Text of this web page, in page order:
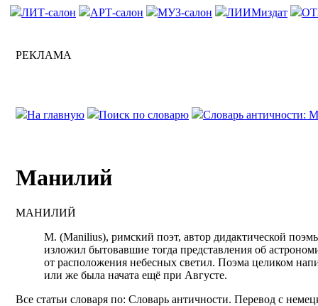
ЛИТ-салон АРТ-салон МУЗ-салон ЛИИМиздат
РЕКЛАМА
На главную Поиск по словарю Словарь античности:
Манилий
МАНИЛИЙ
М. (Manilius), римский поэт, автор дидактической
изложил бытовавшие тогда представления об
от расположения небесных светил. Поэма целиком
или же была начата ещё при Августе.
Все статьи словаря по: Словарь античности. Перевод с